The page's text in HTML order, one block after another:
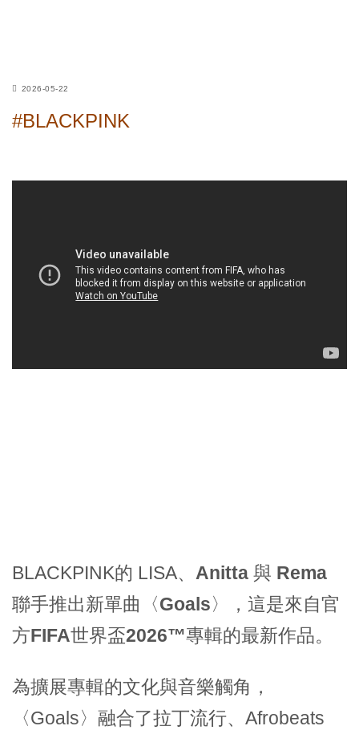
2026-05-22
#BLACKPINK
BLACKPINK的 LISA、 Anitta 與 Rema
聯手推出新單曲〈Goals〉，這是來自官
方FIFA世界盃2026™專輯的最新作品。
為擴展專輯的文化與音樂觸角，
〈Goals〉融合了拉丁流行、Afrobeats